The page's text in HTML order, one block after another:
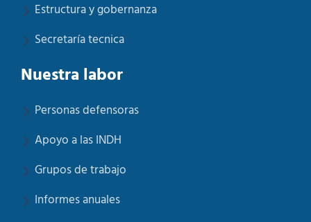
Estructura y gobernanza
Secretaría tecnica
Nuestra labor
Personas defensoras
Apoyo a las INDH
Grupos de trabajo
Informes anuales